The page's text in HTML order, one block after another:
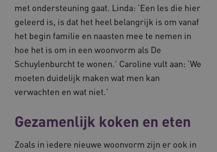
met ondersteuning gaat. Linda: ‘Een les die hier
geleerd is, is dat het heel belangrijk is om vanaf
het begin familie en naasten mee te nemen in
hoe het is om in een woonvorm als De
Schuylenburcht te wonen.’ Caroline vult aan: ‘We
moeten duidelijk maken wat men kan
verwachten en wat niet.’
Gezamenlijk koken en eten
Zoals in iedere nieuwe woonvorm zijn er ook in
_ga_6B560G1Y8F
_ga_NWZZME161M .waardigheidentrots.nl
YSC
Google LLC
.youtube.com
VISITOR_INFO1_LIVE
Google LLC
.youtube.com
5